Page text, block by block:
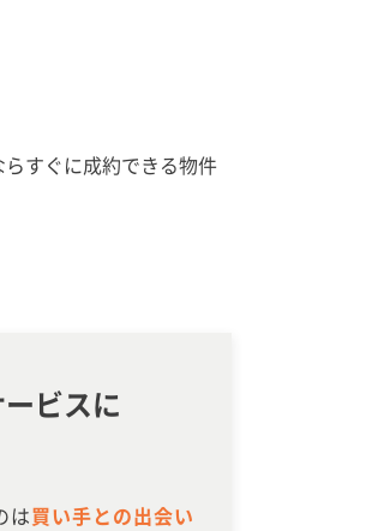
すぐに成約できる物件
ビスに
は買い手との出会い